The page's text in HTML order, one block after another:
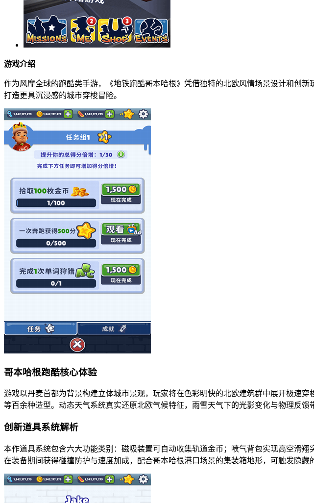
游戏介绍
作为风靡全球的跑酷类手游，《地铁跑酷哥本哈根》凭借独特的北欧风情场景设计和创
打造更具沉浸感的城市穿梭冒险。
哥本哈根跑酷核心体验
游戏以丹麦首都为背景构建立体城市景观，玩家将在色彩明快的北欧建筑群中展开极速
等百余种造型。动态天气系统真实还原北欧气候特征，雨雪天气下的光影变化与物理反馈
创新道具系统解析
本作道具系统包含六大功能类别：磁吸装置可自动收集轨道金币；喷气背包实现高空滑
在装备期间获得碰撞防护与速度加成，配合哥本哈根港口场景的集装箱地形，可触发隐藏